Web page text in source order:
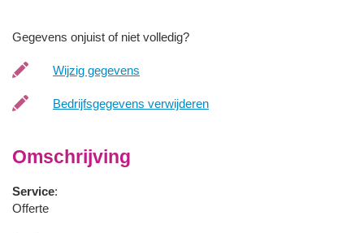
Gegevens onjuist of niet volledig?
Wijzig gegevens
Bedrijfsgegevens verwijderen
Omschrijving
Service:
Offerte